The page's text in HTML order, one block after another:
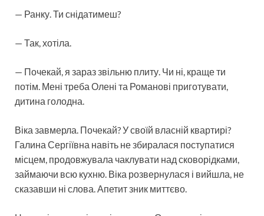
— Ранку. Ти снідатимеш?
— Так, хотіла.
— Почекай, я зараз звільню плиту. Чи ні, краще ти
потім. Мені треба Олені та Романові приготувати,
дитина голодна.
Віка завмерла. Почекай? У своїй власній квартирі?
Галина Сергіївна навіть не збиралася поступатися
місцем, продовжувала чаклувати над сковорідками,
займаючи всю кухню. Віка розвернулася і вийшла, не
сказавши ні слова. Апетит зник миттєво.